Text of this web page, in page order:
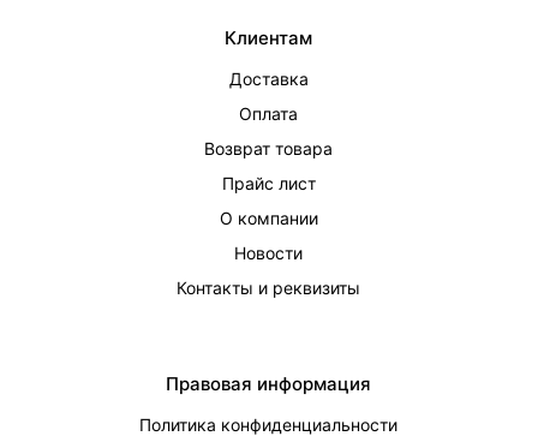
Клиентам
Доставка
Оплата
Возврат товара
Прайс лист
О компании
Новости
Контакты и реквизиты
Правовая информация
Политика конфиденциальности